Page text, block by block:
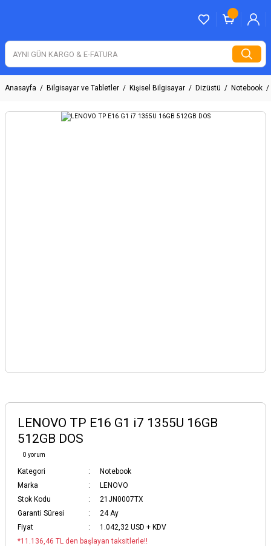
Anasayfa Bilgisayar ve Tabletler Kişisel Bilgisayar Dizüstü Notebook
LENOVO TP E16 G1 i7 1355U 16GB
512GB DOS
0 yorum
Kategori
Notebook
Marka
LENOVO
Stok Kodu
21JN0007TX
Garanti Süresi
24 Ay
Fiyat
1.042,32 USD + KDV
*11.136,46 TL den başlayan taksitlerle!!